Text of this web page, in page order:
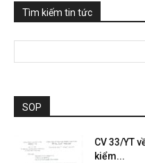
Tìm kiếm tin tức
SOP
CV 33/YT
kiểm...